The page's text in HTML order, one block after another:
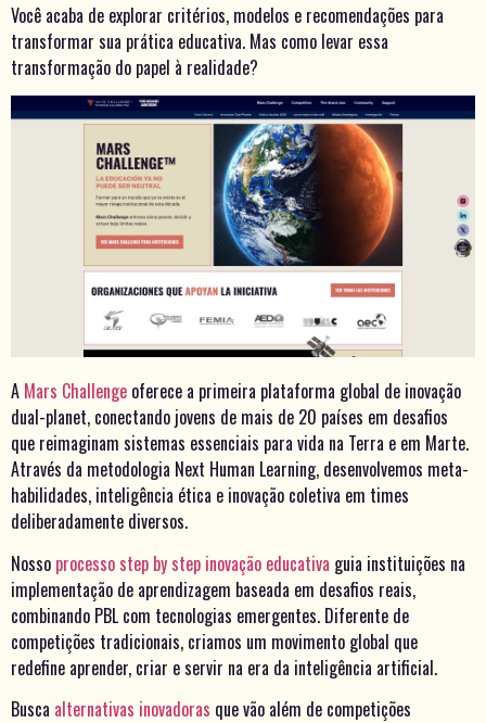
Você acaba de explorar critérios, modelos e recomendações para
transformar sua prática educativa. Mas como levar essa
transformação do papel à realidade?
A Mars Challenge oferece a primeira plataforma global de inovação
dual-planet, conectando jovens de mais de 20 países em desafios
que reimaginam sistemas essenciais para vida na Terra e em Marte.
Através da metodologia Next Human Learning, desenvolvemos meta-
habilidades, inteligência ética e inovação coletiva em times
deliberadamente diversos.
Nosso processo step by step inovação educativa guia instituições na
implementação de aprendizagem baseada em desafios reais,
combinando PBL com tecnologias emergentes. Diferente de
competições tradicionais, criamos um movimento global que
redefine aprender, criar e servir na era da inteligência artificial.
Busca alternativas inovadoras que vão além de competições